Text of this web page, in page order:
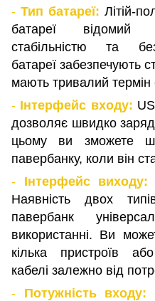
- Тип батареї: Літій-
батареї відомий
стабільністю та
батареї забезпечують
мають тривалий
- Інтерфейс входу:
дозволяє швидко
цьому ви зможете
павербанку, коли він
- Інтерфейс виходу:
Наявність двох
павербанк
використанні. Ви
кілька пристроїв
кабелі залежно від
- Потужність входу: